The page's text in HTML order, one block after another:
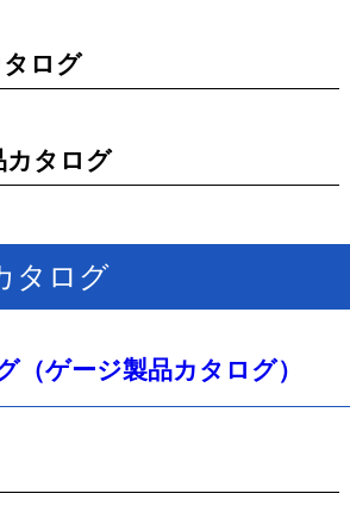
ログ
カタログ
タログ
（ゲージ製品カタログ）